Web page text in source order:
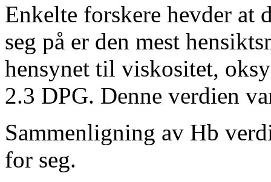
Enkelte forskere hevder at
seg på er den mest
hensynet til viskositet,
2.3 DPG. Denne verdien
Sammenligning av Hb
for seg.